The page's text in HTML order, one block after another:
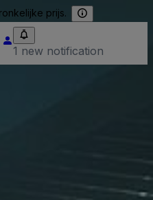
prijs.
1 new notification